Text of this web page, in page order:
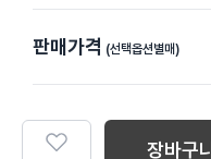
판매가격 (선택옵션별매)
장바구니